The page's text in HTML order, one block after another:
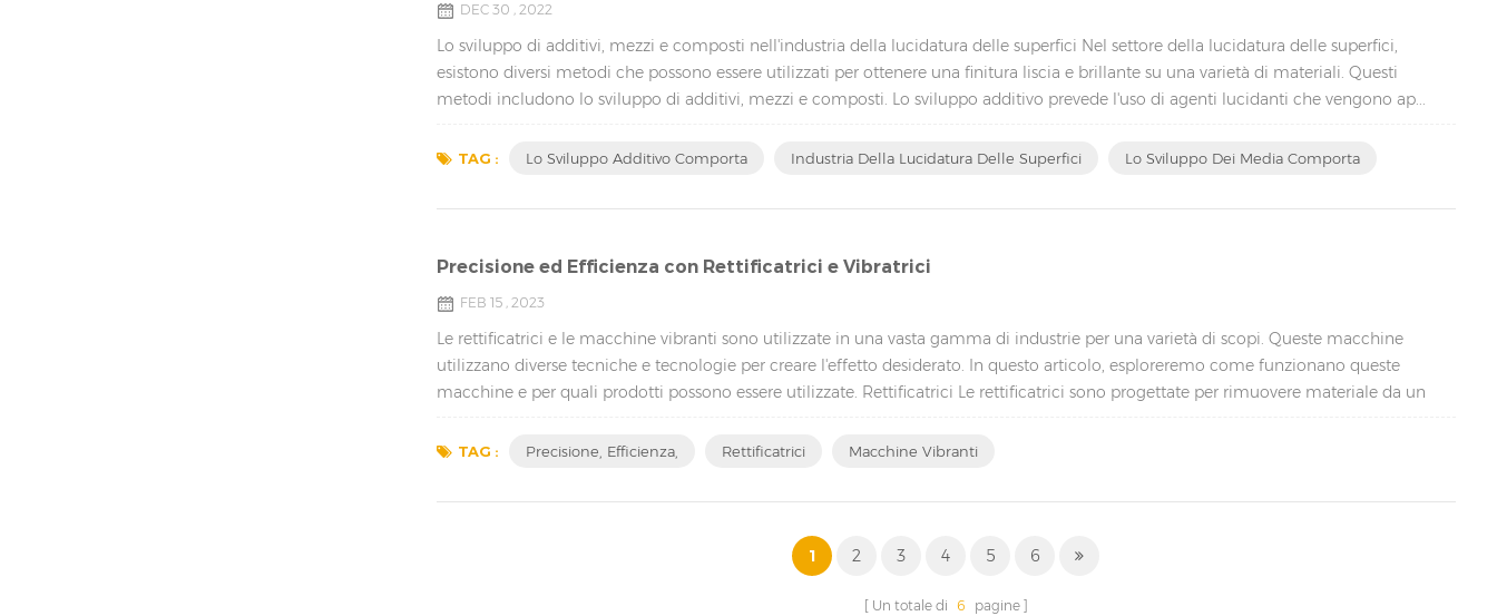
DEC 30 , 2022
Lo sviluppo di additivi, mezzi e composti nell'industria della lucidatura delle superfici Nel settore della lucidatura delle superfici,
esistono diversi metodi che possono essere utilizzati per ottenere una finitura liscia e brillante su una varietà di materiali. Questi
metodi includono lo sviluppo di additivi, mezzi e composti. Lo sviluppo additivo prevede l'uso di agenti lucidanti che vengono ap...
TAG : Lo Sviluppo Additivo Comporta Industria Della Lucidatura Delle Superfici Lo Sviluppo Dei Media Comporta
Precisione ed Efficienza con Rettificatrici e Vibratrici
FEB 15 , 2023
Le rettificatrici e le macchine vibranti sono utilizzate in una vasta gamma di industrie per una varietà di scopi. Queste macchine
utilizzano diverse tecniche e tecnologie per creare l'effetto desiderato. In questo articolo, esploreremo come funzionano queste
macchine e per quali prodotti possono essere utilizzate. Rettificatrici Le rettificatrici sono progettate per rimuovere materiale da un
TAG : Precisione, Efficienza, Rettificatrici Macchine Vibranti
1 2 3 4 5 6
Un totale di 6 pagine